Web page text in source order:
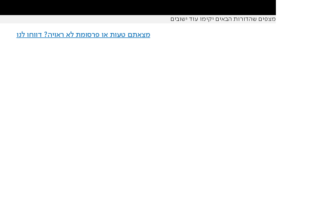
מצפים שהדורות הבאים יקימו עוד ישובים
מצאתם טעות או פרסומת לא ראויה? דווחו לנו